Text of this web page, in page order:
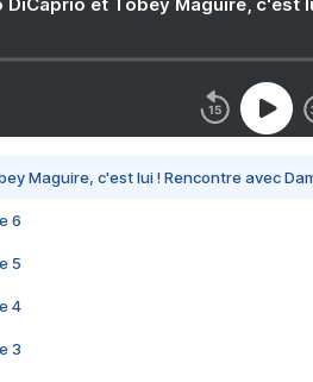
Maguire, c'est lui ! Rencontre avec
6
5
4
3